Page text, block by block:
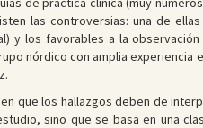
las controversias: una de
y los favorables a la
nórdico con amplia experiencia
que los hallazgos deben de
sino que se basa en una